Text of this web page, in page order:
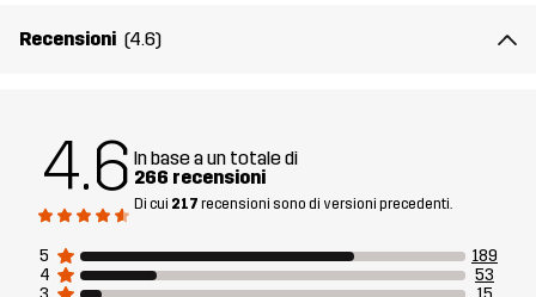
Numero di
articolo
14365_2614
Vedi la cronologia delle versioniqui
Recensioni (4.6)
4.6 In base a un totale di
266 recensioni
Di cui 217 recensioni sono di versioni precedenti.
5
189
4
53